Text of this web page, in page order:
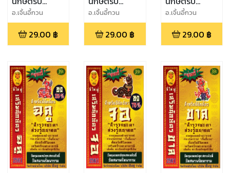
มะเมีย2561
อ.เจิ้นอี้กวน
29.00 ฿
เถาะ2561
อ.เจิ้นอี้กวน
29.00 ฿
ชวด2561
อ.เจิ้นอี้กวน
29.00 ฿